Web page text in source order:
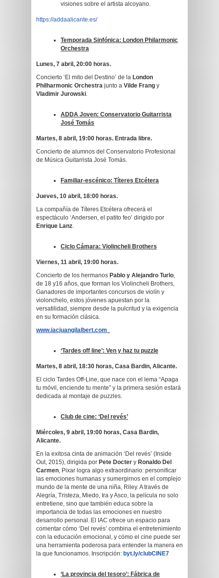
visiones sobre el artista alcoyano.
https://addaalicante.es/
Temporada Sinfónica: London Philarmonic
Orchestra
Lunes, 7 abril, 20:00 horas.
Concierto ‘El mito del Destino’ de la London
Philharmonic Orchestra junto a Vilde Frang y
Vladimir Jurowski.
ADDA Joven: Conservatorio Guitarrista
José Tomás
Martes, 8 abril, 19:00 horas. Entrada libre.
Concierto de alumnos del Conservatorio Profesional
de Música Guitarrista José Tomás.
Familiar-escénico: Títeres Etcétera
Jueves, 10 abril, 18:00 horas.
La compañía de Títeres Etcétera ofrecerá el
espectáculo ‘Andersen, el patito feo’ dirigido por
Enrique Lanz.
Ciclo Cámara: Violincheli Brothers
Viernes, 11 abril, 19:00 horas.
Concierto de los hermanos Pablo y Alejandro Turlo,
de 18 y16 años, que forman los Violincheli Brothers,
Ganadores de importantes concursos de violín y
violonchelo, estos jóvenes apuestan por la
versatilidad, siempre desde la pulcritud y la exigencia
en su formación clásica.
www.iacjuangilalbert.com
‘Tardes off line’: Ven y haz tu puzzle
Martes, 8 abril, 18:30 horas, Casa Bardin, Alicante.
El ciclo Tardes Off-Line, que nace con el lema “Apaga
tu móvil, enciende tu mente” y la primera sesión estará
dedicada al montaje de puzzles.
Club de cine: ‘Del revés’
Miércoles, 9 abril, 19:00 horas, Casa Bardin,
Alicante.
En la exitosa cinta de animación ‘Del revés’ (Inside
Out, 2015), dirigida por Pete Docter y Ronaldo Del
Carmen, Pixar logra algo extraordinario: personificar
las emociones humanas y sumergirnos en el complejo
mundo de la mente de una niña, Riley. A través de
Alegría, Tristeza, Miedo, Ira y Asco, la película no solo
entretiene, sino que también educa sobre la
importancia de todas las emociones en nuestro
desarrollo personal. El IAC ofrece un espacio para
comentar cómo ‘Del revés’ combina el entretenimiento
con la educación emocional, y cómo el cine puede ser
una herramienta poderosa para entender la manera en
la que funcionamos. Inscripción: byt.ly/clubCINE7
‘La provincia del tesoro’: Fábrica de